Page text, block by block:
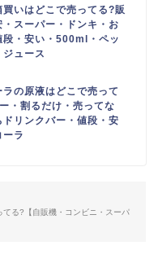
買いはどこで売ってる?販
・スーパー・ドンキ・お
段・安い・500ml・ペッ
ジュース
ラの原液はどこで売って
・割るだけ・売ってな
ドリンクバー・値段・安
ーラ
る?【自販機・コンビニ・スーパ